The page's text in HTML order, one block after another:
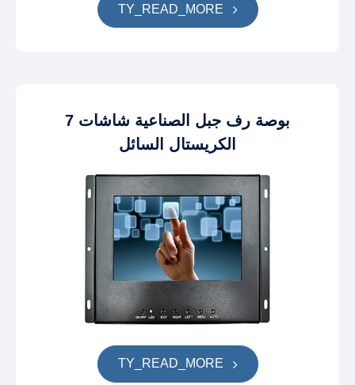
TY_READ_MORE
7 بوصة رف جبل الصناعية شاشات
الكريستال السائل
TY_READ_MORE